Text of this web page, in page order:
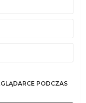
PODCZAS